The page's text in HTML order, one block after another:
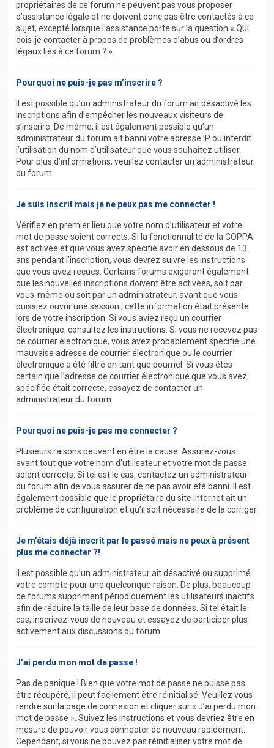
propriétaires de ce forum ne peuvent pas vous proposer
d’assistance légale et ne doivent donc pas être contactés à ce
sujet, excepté lorsque l’assistance porte sur la question « Qui
dois-je contacter à propos de problèmes d’abus ou d’ordres
légaux liés à ce forum ? ».
Pourquoi ne puis-je pas m’inscrire ?
Il est possible qu’un administrateur du forum ait désactivé les
inscriptions afin d’empêcher les nouveaux visiteurs de
s’inscrire. De même, il est également possible qu’un
administrateur du forum ait banni votre adresse IP ou interdit
l’utilisation du nom d’utilisateur que vous souhaitez utiliser.
Pour plus d’informations, veuillez contacter un administrateur
du forum.
Je suis inscrit mais je ne peux pas me connecter !
Vérifiez en premier lieu que votre nom d’utilisateur et votre
mot de passe soient corrects. Si la fonctionnalité de la COPPA
est activée et que vous avez spécifié avoir en dessous de 13
ans pendant l’inscription, vous devrez suivre les instructions
que vous avez reçues. Certains forums exigeront également
que les nouvelles inscriptions doivent être activées, soit par
vous-même ou soit par un administrateur, avant que vous
puissiez ouvrir une session ; cette information était présente
lors de votre inscription. Si vous aviez reçu un courrier
électronique, consultez les instructions. Si vous ne recevez pas
de courrier électronique, vous avez probablement spécifié une
mauvaise adresse de courrier électronique ou le courrier
électronique a été filtré en tant que pourriel. Si vous êtes
certain que l’adresse de courrier électronique que vous avez
spécifiée était correcte, essayez de contacter un
administrateur du forum.
Pourquoi ne puis-je pas me connecter ?
Plusieurs raisons peuvent en être la cause. Assurez-vous
avant tout que votre nom d’utilisateur et votre mot de passe
soient corrects. Si tel est le cas, contactez un administrateur
du forum afin de vous assurer de ne pas avoir été banni. Il est
également possible que le propriétaire du site internet ait un
problème de configuration et qu’il soit nécessaire de la corriger.
Je m’étais déjà inscrit par le passé mais ne peux à présent
plus me connecter ?!
Il est possible qu’un administrateur ait désactivé ou supprimé
votre compte pour une quelconque raison. De plus, beaucoup
de forums suppriment périodiquement les utilisateurs inactifs
afin de réduire la taille de leur base de données. Si tel était le
cas, inscrivez-vous de nouveau et essayez de participer plus
activement aux discussions du forum.
J’ai perdu mon mot de passe !
Pas de panique ! Bien que votre mot de passe ne puisse pas
être récupéré, il peut facilement être réinitialisé. Veuillez vous
rendre sur la page de connexion et cliquer sur « J’ai perdu mon
mot de passe ». Suivez les instructions et vous devriez être en
mesure de pouvoir vous connecter de nouveau rapidement.
Cependant, si vous ne pouvez pas réinitialiser votre mot de